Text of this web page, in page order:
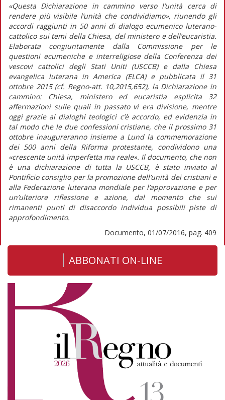
«Questa Dichiarazione in cammino verso l’unità cerca di
rendere più visibile l’unità che condividiamo», riunendo gli
accordi raggiunti in 50 anni di dialogo ecumenico luterano-
cattolico sui temi della Chiesa, del ministero e dell’eucaristia.
Elaborata congiuntamente dalla Commissione per le
questioni ecumeniche e interreligiose della Conferenza dei
vescovi cattolici degli Stati Uniti (USCCB) e dalla Chiesa
evangelica luterana in America (ELCA) e pubblicata il 31
ottobre 2015 (cf. Regno-att. 10,2015,652), la Dichiarazione in
cammino: Chiesa, ministero ed eucaristia esplicita 32
affermazioni sulle quali in passato vi era divisione, mentre
oggi grazie ai dialoghi teologici c’è accordo, ed evidenzia in
tal modo che le due confessioni cristiane, che il prossimo 31
ottobre inaugureranno insieme a Lund la commemorazione
dei 500 anni della Riforma protestante, condividono una
«crescente unità imperfetta ma reale». Il documento, che non
è una dichiarazione di tutta la USCCB, è stato inviato al
Pontificio consiglio per la promozione dell’unità dei cristiani e
alla Federazione luterana mondiale per l’approvazione e per
un’ulteriore riflessione e azione, dal momento che sui
rimanenti punti di disaccordo individua possibili piste di
approfondimento.
Documento, 01/07/2016, pag. 409
ABBONATI ON-LINE